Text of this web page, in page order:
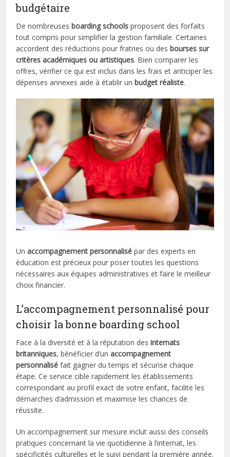
budgétaire
De nombreusesboarding schools proposent des forfaits
tout compris pour simplifier la gestion familiale. Certaines
accordent des réductions pour fratries ou desbourses sur
critères académiques ou artistiques. Bien comparer les
offres, vérifier ce qui est inclus dans les frais et anticiper les
dépenses annexes aide à établir unbudget réaliste.
Unaccompagnement personnalisé par des experts en
éducation est précieux pour poser toutes les questions
nécessaires aux équipes administratives et faire le meilleur
choix financier.
L’accompagnement personnalisé pour
choisir la bonne boarding school
Face à la diversité et à la réputation desinternats
britanniques, bénéficier d’unaccompagnement
personnalisé fait gagner du temps et sécurise chaque
étape. Ce service cible rapidement les établissements
correspondant au profil exact de votre enfant, facilite les
démarches d’admission et maximise les chances de
réussite.
Un accompagnement sur mesure inclut aussi des conseils
pratiques concernant la vie quotidienne à l’internat, les
spécificités culturelles et le suivi pendant la première année.